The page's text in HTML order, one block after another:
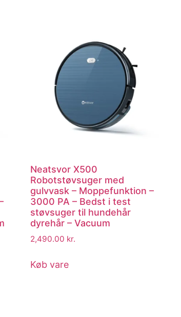
Neatsvor X500
Robotstøvsuger med
gulvvask – Moppefunktion –
3000 PA – Bedst i test
støvsuger til hundehår
dyrehår – Vacuum
2,490.00 kr.
Køb vare